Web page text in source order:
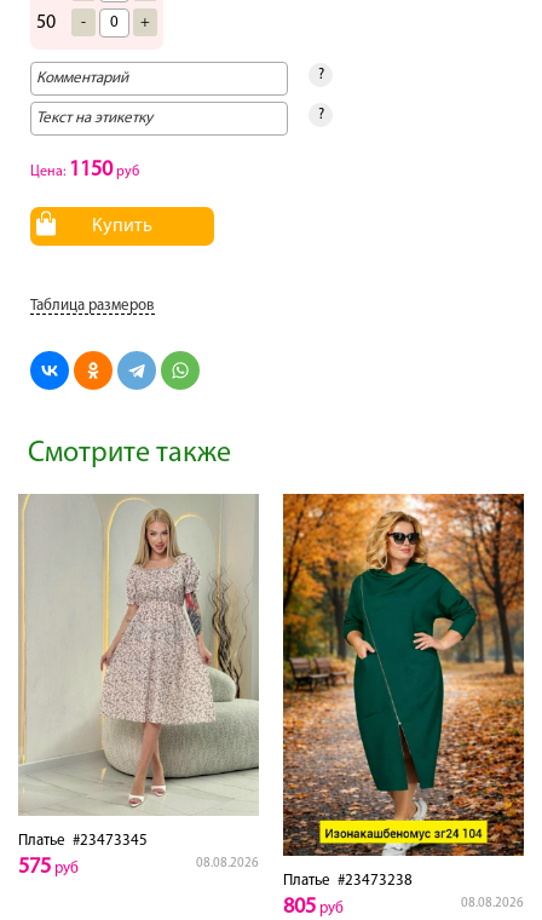
50 - +
?
?
Цена: 1150руб
Купить
Таблица размеров
Смотрите также
Платье #23473345
08.08.2026
575 руб
Платье #23473238
08.08.2026
805 руб